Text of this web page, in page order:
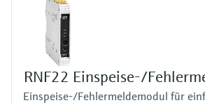
Ausgang
0/4…20 mA / HART
Spannungsversorgung
24 V DC
RNF22 Einspeise-/
Einspeise-/Fehlermeldemodul für